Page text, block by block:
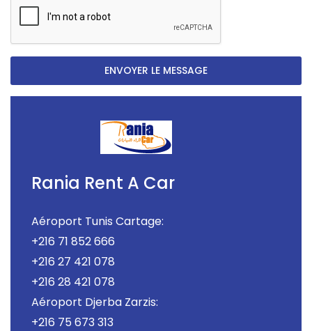
ENVOYER LE MESSAGE
Rania Rent A Car
Aéroport Tunis Cartage:
+216 71 852 666
+216 27 421 078
+216 28 421 078
Aéroport Djerba Zarzis:
+216 75 673 313